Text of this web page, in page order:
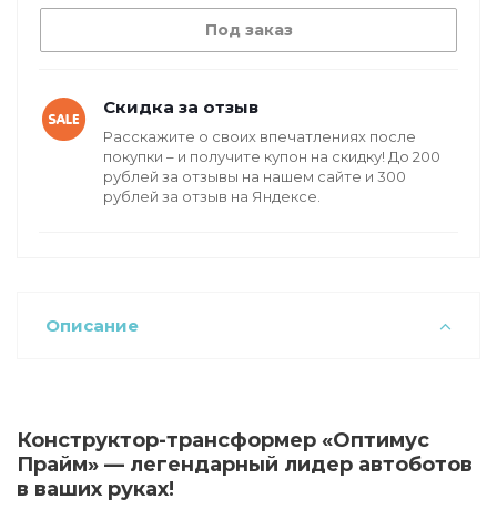
Под заказ
Скидка за отзыв
Расскажите о своих впечатлениях после
покупки – и получите купон на скидку! До 200
рублей за отзывы на нашем сайте и 300
рублей за отзыв на Яндексе.
Описание
Конструктор-трансформер «Оптимус
Прайм» — легендарный лидер автоботов
в ваших руках!